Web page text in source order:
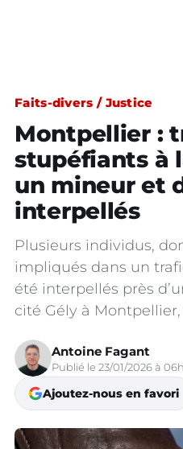
Faits-divers / Justice
Montpellier :
stupéfiants à
un mineur et
interpellés
Plusieurs individus,
impliqués dans un
été interpellés près
cité Gély à
Antoine Fagant
Publié le 23/01/2026 à
Ajoutez-nous en favori